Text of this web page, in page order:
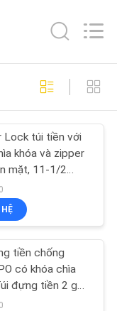
69
49
Lock túi tiền với
khóa và zipper
mặt, 11-1/2
HỆ
tiền chống
có khóa chìa
đựng tiền 2 gói
ngân hàng, 11